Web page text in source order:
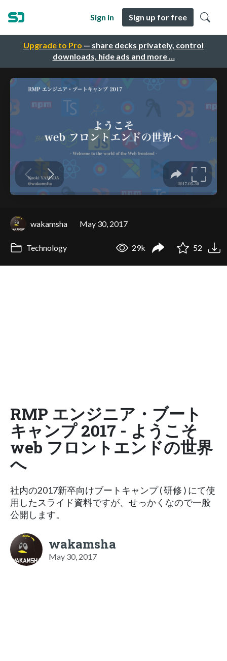
Upgrade to Pro — share decks privately, control
downloads, hide ads and more …
Sign in Sign up for free
wakamsha May 30, 2017
Technology 29k 52
RMP エンジニア・ブート
キャンプ 2017 - ようこそ
web フロントエンドの世界
へ
社内の2017新卒向けブートキャンプ ( 研修 ) にて使
用したスライド資料ですが、せっかくなので一般
公開します。
wakamsha
May 30, 2017